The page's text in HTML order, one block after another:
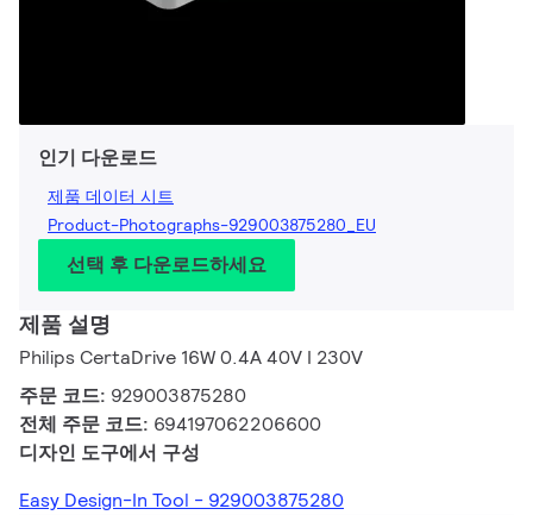
인기 다운로드
제품 데이터 시트
Product-Photographs-929003875280_EU
선택 후 다운로드하세요
제품 설명
Philips CertaDrive 16W 0.4A 40V I 230V
주문 코드: 929003875280
전체 주문 코드: 694197062206600
디자인 도구에서 구성
Easy Design-In Tool - 929003875280